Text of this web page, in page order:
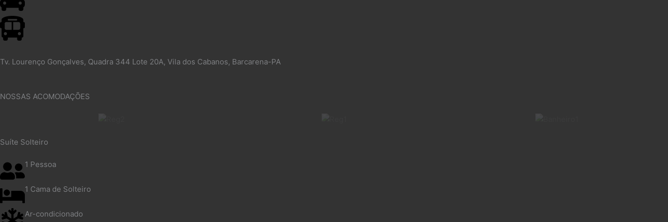
Tv. Lourenço Gonçalves, Quadra 344 Lote 20A, Vila dos Cabanos, Barcarena-PA
NOSSAS ACOMODAÇÕES
Suíte Solteiro
1 Pessoa
1 Cama de Solteiro
Ar-condicionado